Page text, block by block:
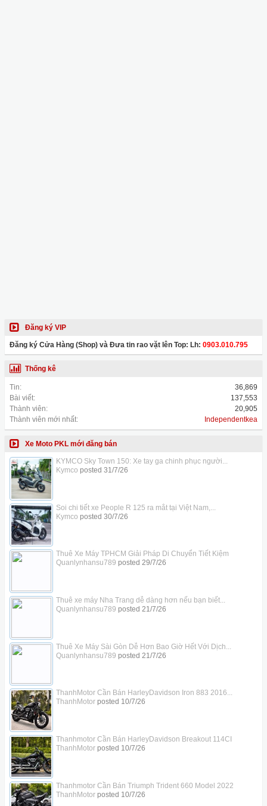
Đăng ký VIP
Đăng ký Cửa Hàng (Shop) và Đưa tin rao vặt lên Top: Lh: 0903.010.795
Thống kê
Tin:
36,869
Bài viết:
137,553
Thành viên:
20,905
Thành viên mới nhất:
Independentkea
Xe Moto PKL mới đăng bán
KYMCO Sky Town 150: Xe tay ga chinh phục người...
Kymco posted 31/7/26
Soi chi tiết xe People R 125 ra mắt tại Việt Nam,...
Kymco posted 30/7/26
Thuê Xe Máy TPHCM Giải Pháp Di Chuyển Tiết Kiệm
Quanlynhansu789 posted 29/7/26
Thuê xe máy Nha Trang dễ dàng hơn nếu bạn biết...
Quanlynhansu789 posted 21/7/26
Thuê Xe Máy Sài Gòn Dễ Hơn Bao Giờ Hết Với Dịch...
Quanlynhansu789 posted 21/7/26
ThanhMotor Cần Bán HarleyDavidson Iron 883 2016...
ThanhMotorposted 10/7/26
Thanhmotor Cần Bán HarleyDavidson Breakout 114CI
ThanhMotorposted 10/7/26
Thanhmotor Cần Bán Triumph Trident 660 Model 2022
ThanhMotorposted 10/7/26